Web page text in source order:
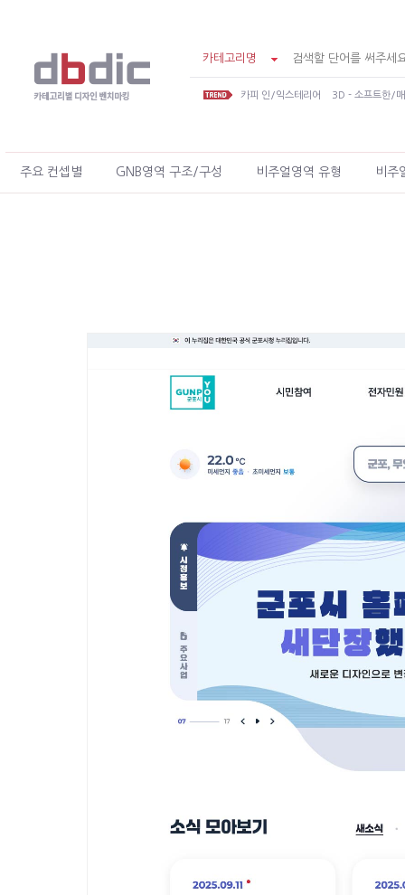
카테고리명
카피 인/익스테리어 3D - 소프트한/
주요 컨셉별 GNB영역 구조/구성 비주얼영역 유형 비주